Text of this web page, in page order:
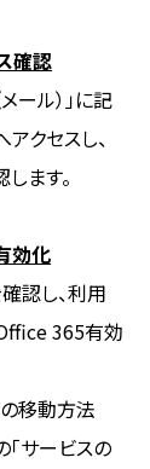
確認
ール）」に記
クセスし、
ます。
効化
認し、利用
365有効
移動方法
「サービスの